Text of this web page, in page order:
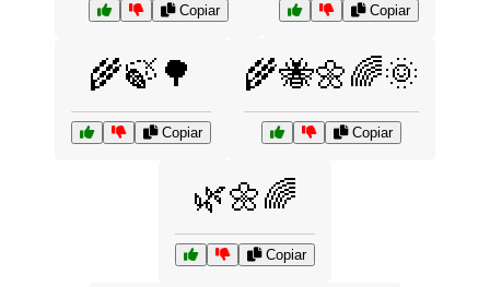
Copiar Copiar
🌾🍃🌳
Copiar
🌾🐝🌼🌈🌞
Copiar
🌿🌼🌈
Copiar